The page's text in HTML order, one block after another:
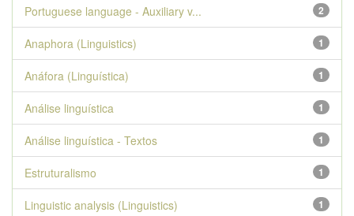
2
Portuguese language - Auxiliary v...
1
Anaphora (Linguistics)
1
Anáfora (Linguística)
1
Análise linguística
1
Análise linguística - Textos
1
Estruturalismo
1
Linguistic analysis (Linguistics)